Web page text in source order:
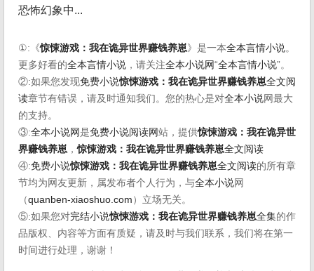
恐怖幻象中...
①:《惊悚游戏：我在诡异世界赚钱养崽》是一本全本言情小说。
更多好看的全本言情小说 ，请关注全本小说网“全本言情小说”。
②:如果您发现免费小说惊悚游戏：我在诡异世界赚钱养崽全文阅
读章节有错误，请及时通知我们。您的热心是对全本小说网最大
的支持。
③:全本小说网是免费小说阅读网站，提供惊悚游戏：我在诡异世
界赚钱养崽 ，惊悚游戏：我在诡异世界赚钱养崽全文阅读
④:免费小说惊悚游戏：我在诡异世界赚钱养崽全文阅读的所有章
节均为网友更新，属发布者个人行为，与全本小说网
（quanben-xiaoshuo.com ）立场无关。
⑤:如果您对完结小说惊悚游戏：我在诡异世界赚钱养崽全集的作
品版权、内容等方面有质疑，请及时与我们联系，我们将在第一
时间进行处理，谢谢！